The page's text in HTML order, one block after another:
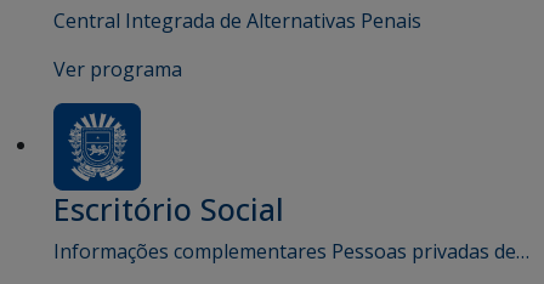
Central Integrada de Alternativas Penais
Ver programa
Escritório Social
Informações complementares Pessoas privadas de…